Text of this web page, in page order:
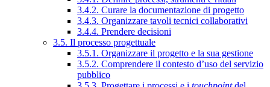
3.4.2. Curare la documentazione di progetto
3.4.3. Organizzare tavoli tecnici collaborativi
3.4.4. Prendere decisioni
3.5. Il processo progettuale
3.5.1. Organizzare il progetto e la sua gestione
3.5.2. Comprendere il contesto d’uso del servizio
pubblico